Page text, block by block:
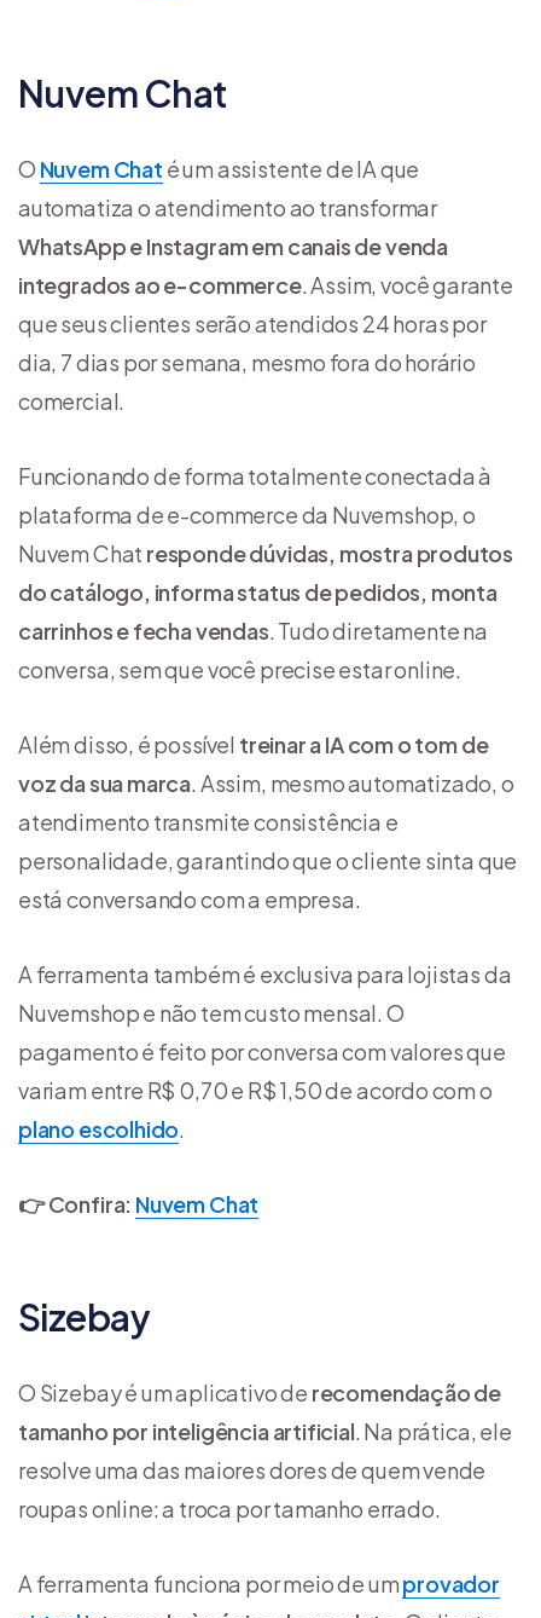
Nuvem Chat
O Nuvem Chat é um assistente de IA que
automatiza o atendimento ao transformar
WhatsApp e Instagram em canais de venda
integrados ao e-commerce. Assim, você garante
que seus clientes serão atendidos 24 horas por
dia, 7 dias por semana, mesmo fora do horário
comercial.
Funcionando de forma totalmente conectada à
plataforma de e-commerce da Nuvemshop, o
Nuvem Chat responde dúvidas, mostra produtos
do catálogo, informa status de pedidos, monta
carrinhos e fecha vendas. Tudo diretamente na
conversa, sem que você precise estar online.
Além disso, é possível treinar a IA com o tom de
voz da sua marca. Assim, mesmo automatizado, o
atendimento transmite consistência e
personalidade, garantindo que o cliente sinta que
está conversando com a empresa.
A ferramenta também é exclusiva para lojistas da
Nuvemshop e não tem custo mensal. O
pagamento é feito por conversa com valores que
variam entre R$ 0,70 e R$ 1,50 de acordo com o
plano escolhido.
👉 Confira: Nuvem Chat
Sizebay
O Sizebay é um aplicativo de recomendação de
tamanho por inteligência artificial. Na prática, ele
resolve uma das maiores dores de quem vende
roupas online: a troca por tamanho errado.
A ferramenta funciona por meio de umprovador